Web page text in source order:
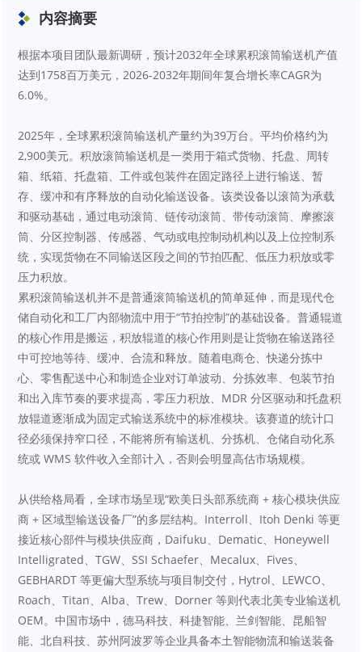
内容摘要
根据本项目团队最新调研，预计2032年全球累积滚筒输送机产值
达到1758百万美元，2026-2032年期间年复合增长率CAGR为
6.0%。
2025年，全球累积滚筒输送机产量约为39万台。平均价格约为
2,900美元。积放滚筒输送机是一类用于箱式货物、托盘、周转
箱、纸箱、托盘箱、工件或包装件在固定路径上进行输送、暂
存、缓冲和有序释放的自动化输送设备。该类设备以滚筒为承载
和驱动基础，通过电动滚筒、链传动滚筒、带传动滚筒、摩擦滚
筒、分区控制器、传感器、气动或电控制动机构以及上位控制系
统，实现货物在不同输送区段之间的节拍匹配、低压力积放或零
压力积放。
累积滚筒输送机并不是普通滚筒输送机的简单延伸，而是现代仓
储自动化和工厂内部物流中用于“节拍控制”的基础设备。普通辊道
的核心作用是搬运，积放辊道的核心作用则是让货物在输送路径
中可控地等待、缓冲、合流和释放。随着电商仓、快递分拣中
心、零售配送中心和制造企业对订单波动、分拣效率、包装节拍
和出入库节奏的要求提高，零压力积放、MDR 分区驱动和托盘积
放辊道逐渐成为固定式输送系统中的标准模块。该赛道的统计口
径必须保持窄口径，不能将所有输送机、分拣机、仓储自动化系
统或 WMS 软件收入全部计入，否则会明显高估市场规模。
从供给格局看，全球市场呈现“欧美日头部系统商 + 核心模块供应
商 + 区域型输送设备厂”的多层结构。Interroll、Itoh Denki 等更
接近核心部件与模块供应商，Daifuku、Dematic、Honeywell
Intelligrated、TGW、SSI Schaefer、Mecalux、Fives、
GEBHARDT 等更偏大型系统与项目制交付，Hytrol、LEWCO、
Roach、Titan、Alba、Trew、Dorner 等则代表北美专业输送机
OEM。中国市场中，德马科技、科捷智能、兰剑智能、昆船智
能、北自科技、苏州阿波罗等企业具备本土智能物流和输送装备